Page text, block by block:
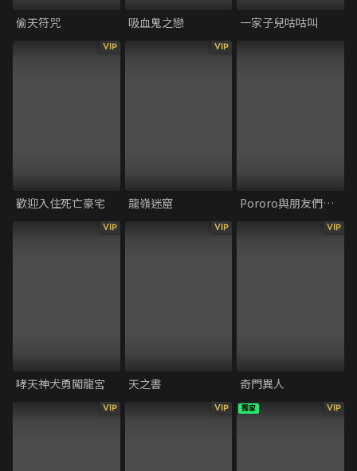
偷天符咒 吸血鬼之戀 一家子兒咕咕叫
VIP
歡迎入住死亡豪宅
VIP
龍嶺迷窟 Pororo與朋友們：病毒剋星
VIP
哮天神犬勇闖龍宮
VIP
天之書
VIP
奇門異人
VIP VIP VIP
獨家